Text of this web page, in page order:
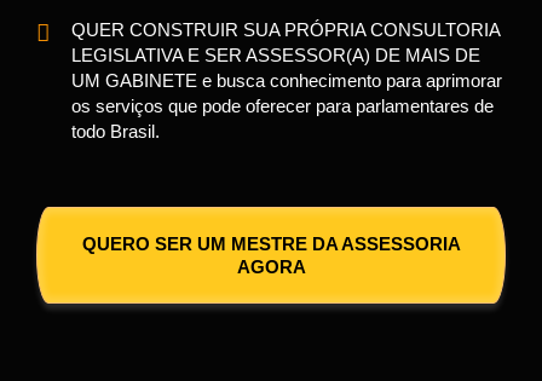
QUER CONSTRUIR SUA PRÓPRIA CONSULTORIA
LEGISLATIVA E SER ASSESSOR(A) DE MAIS DE
UM GABINETE e busca conhecimento para aprimorar
os serviços que pode oferecer para parlamentares de
todo Brasil.
QUERO SER UM MESTRE DA ASSESSORIA
AGORA